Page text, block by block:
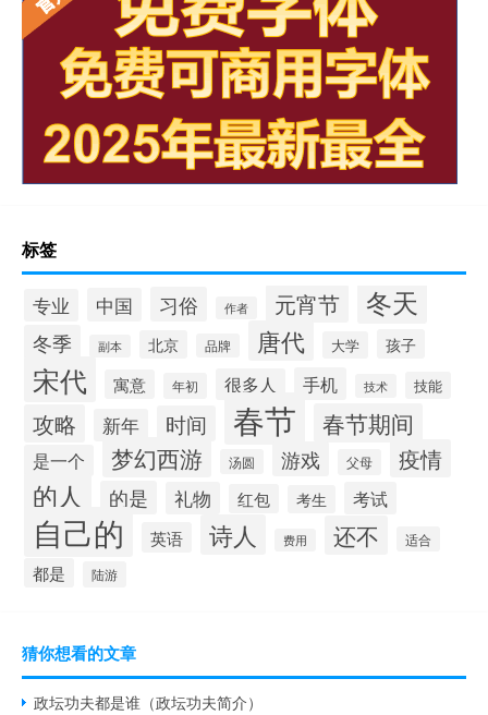
标签
专业 中国 习俗 作者 元宵节 冬天
冬季 副本 北京 品牌 唐代 大学 孩子
宋代 寓意 年初 很多人 手机 技术 技能
攻略 新年 时间 春节 春节期间
是一个 梦幻西游 汤圆 游戏 父母 疫情
的人 的是 礼物 红包 考生 考试
自己的 英语 诗人 费用 还不 适合
都是 陆游
猜你想看的文章
政坛功夫都是谁（政坛功夫简介）